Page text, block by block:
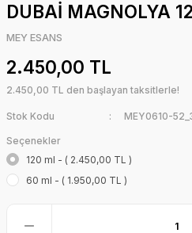
DUBAİ MAGNOLYA
MEY ESANS
2.450,00 TL
2.450,00 TL den başlayan taksitlerle!
Stok Kodu MEY0610-
Seçenekler
120 ml - ( 2.450,00 TL )
60 ml - ( 1.950,00 TL )